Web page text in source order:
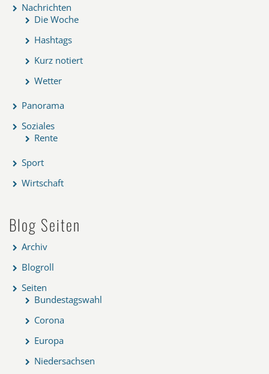
Nachrichten
Die Woche
Hashtags
Kurz notiert
Wetter
Panorama
Soziales
Rente
Sport
Wirtschaft
Blog Seiten
Archiv
Blogroll
Seiten
Bundestagswahl
Corona
Europa
Niedersachsen